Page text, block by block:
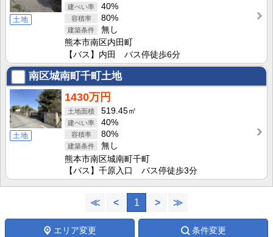
土地
40%
80%
無し
熊本市南区内田町
【バス】内田 バス停徒歩6分
南区城南町千町土地
土地
1430万円
519.45㎡
40%
80%
無し
熊本市南区城南町千町
【バス】千原入口 バス停徒歩3分
≪ < 1 > ≫
エリア変更 条件変更